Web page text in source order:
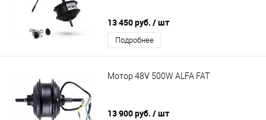
13 450 руб. / шт
Подробнее
Мотор 48V 500W ALFA FAT
13 900 руб. / шт